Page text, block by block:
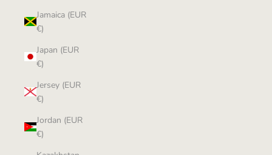
Jamaica (EUR
€)
Japan (EUR
€)
Jersey (EUR
€)
Jordan (EUR
€)